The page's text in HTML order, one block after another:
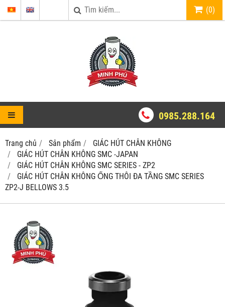
(0)
0985.288.164
Trang chủ Sản phẩm
GIÁC HÚT CHÂN KHÔNG
GIÁC HÚT CHÂN KHÔNG SMC -JAPAN
GIÁC HÚT CHÂN KHÔNG SMC SERIES - ZP2
GIÁC HÚT CHÂN KHÔNG ỐNG THÔI ĐA TẦNG SMC SERIES
ZP2-J BELLOWS 3.5